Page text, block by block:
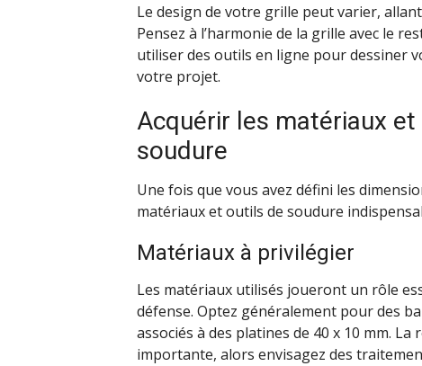
Le design de votre grille peut varier,
Pensez à l’harmonie de la grille avec le
utiliser des outils en ligne pour dessiner
votre projet.
Acquérir les matériaux
soudure
Une fois que vous avez défini les
matériaux et outils de soudure
Matériaux à privilégier
Les matériaux utilisés joueront un rôle
défense. Optez généralement pour des
associés à des platines de 40 x 10 mm.
importante, alors envisagez des